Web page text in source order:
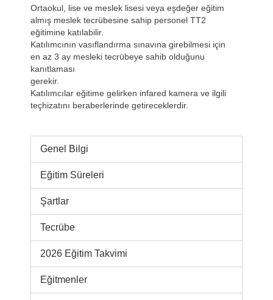
Ortaokul, lise ve meslek lisesi veya eşdeğer eğitim
almış meslek tecrübesine sahip personel TT2
eğitimine katılabilir.
Katılımcının vasıflandırma sınavına girebilmesi için
en az 3 ay mesleki tecrübeye sahib olduğunu
kanıtlaması
gerekir.
Katılımcılar eğitime gelirken infared kamera ve ilgili
teçhizatını beraberlerinde getireceklerdir.
Genel Bilgi
Eğitim Süreleri
Şartlar
Tecrübe
2026 Eğitim Takvimi
Eğitmenler